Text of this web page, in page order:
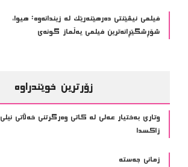
فیلمی ئیڤێنتی دەرهێنەرێک لە زیندانەوە: هیوا،
شۆڕشگێڕانەترین فیلمی یەڵماز گونەی
زۆرترین خوێندراوە
وتاری بەختیار عەلی لە کاتی وەرگرتنی خەڵاتی نیلی
زاکسدا
زمانی جەستە